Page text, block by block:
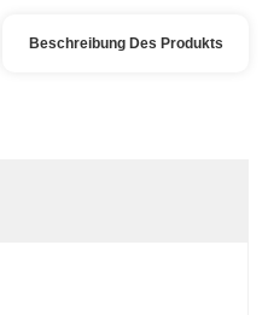
Beschreibung Des Produkts